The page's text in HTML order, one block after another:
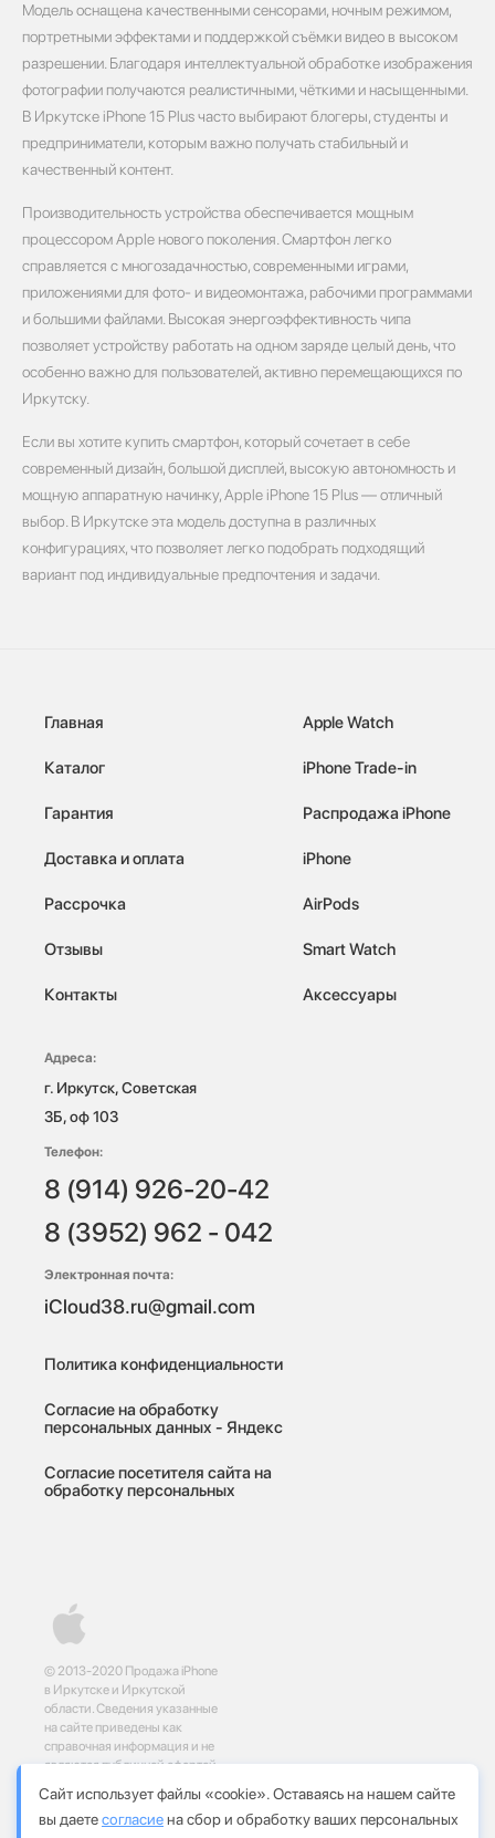
Модель оснащена качественными сенсорами, ночным режимом,
портретными эффектами и поддержкой съёмки видео в высоком
разрешении. Благодаря интеллектуальной обработке изображения
фотографии получаются реалистичными, чёткими и насыщенными.
В Иркутске iPhone 15 Plus часто выбирают блогеры, студенты и
предприниматели, которым важно получать стабильный и
качественный контент.
Производительность устройства обеспечивается мощным
процессором Apple нового поколения. Смартфон легко
справляется с многозадачностью, современными играми,
приложениями для фото- и видеомонтажа, рабочими программами
и большими файлами. Высокая энергоэффективность чипа
позволяет устройству работать на одном заряде целый день, что
особенно важно для пользователей, активно перемещающихся по
Иркутску.
Если вы хотите купить смартфон, который сочетает в себе
современный дизайн, большой дисплей, высокую автономность и
мощную аппаратную начинку, Apple iPhone 15 Plus — отличный
выбор. В Иркутске эта модель доступна в различных
конфигурациях, что позволяет легко подобрать подходящий
вариант под индивидуальные предпочтения и задачи.
© 2013-2020 Продажа iPhone
в Иркутске и Иркутской
области. Сведения указанные
на сайте приведены как
справочная информация и не
являются публичной офертой,
статей 437 и 435
Гражданского кодекса
Главная
Каталог
Гарантия
Доставка и оплата
Рассрочка
Отзывы
Контакты
Apple Watch
iPhone Trade-in
Распродажа iPhone
iPhone
AirPods
Smart Watch
Аксессуары
Адреса:
г. Иркутск, Советская
3Б, оф 103
Телефон:
8 (914) 926-20-42
8 (3952) 962 - 042
Электронная почта:
iCloud38.ru@gmail.com
Политика конфиденциальности
Согласие на обработку
персональных данных - Яндекс
Согласие посетителя сайта на
обработку персональных
Сайт использует файлы «cookie». Оставаясь на нашем сайте
вы даетесогласиена сбор и обработку ваших персональных